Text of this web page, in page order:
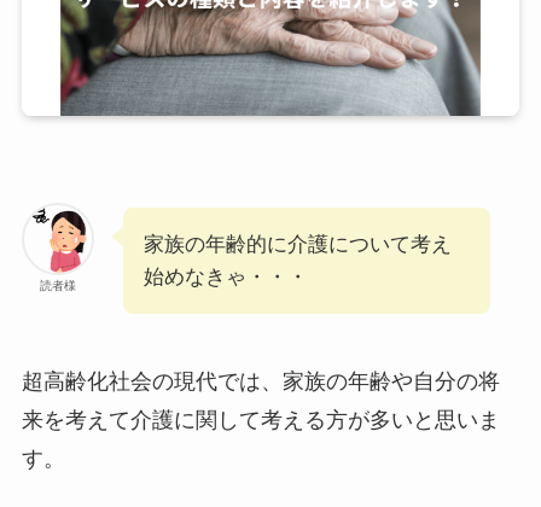
読者様
家族の年齢的に介護について考え
始めなきゃ・・・
超高齢化社会の現代では、家族の年齢や自分の将
来を考えて介護に関して考える方が多いと思いま
す。